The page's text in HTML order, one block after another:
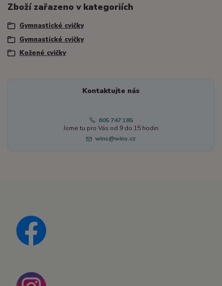
Zboží zařazeno v kategoriích
Gymnastické cvičky
Gymnastické cvičky
Kožené cvičky
Kontaktujte nás
605 747 185
Jsme tu pro Vás od 9 do 15 hodin
wins@wins.cz